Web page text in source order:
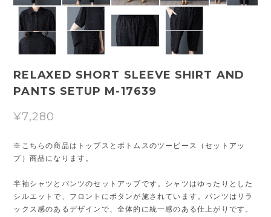
RELAXED SHORT SLEEVE SHIRT AND
PANTS SETUP M-17639
¥7,280
※こちらの商品はトップスとボトムスのツーピース（セットアッ
プ）商品になります。
半袖シャツとパンツのセットアップです。シャツはゆったりとした
シルエットで、フロントにボタンが施されています。パンツはリラ
ックス感のあるデザインで、全体的に統一感のある仕上がりです。